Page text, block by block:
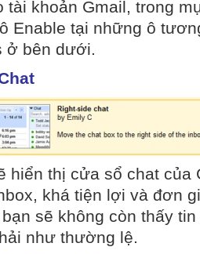
tài khoản Gmail, trong
Enable tại những ô
ở bên dưới.
hiển thị cửa sổ chat của
khá tiện lợi và đơn
sẽ không còn thấy
như thường lệ.